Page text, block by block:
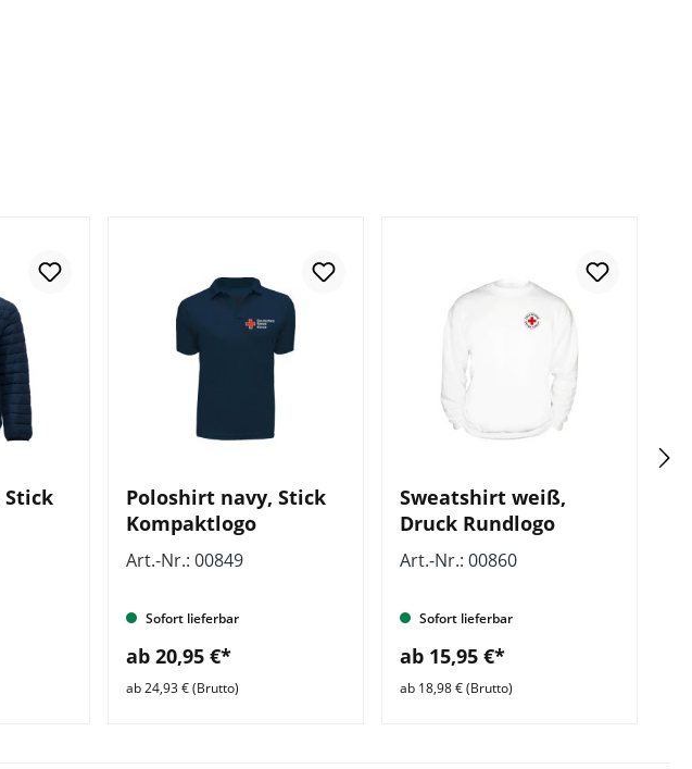
Poloshirt navy, Stick
Kompaktlogo
Art.-Nr.: 00849
Sofort lieferbar
ab 20,95 €*
ab 24,93 € (Brutto)
Sweatshirt weiß,
Druck Rundlogo
Art.-Nr.: 00860
Sofort lieferbar
ab 15,95 €*
ab 18,98 € (Brutto)